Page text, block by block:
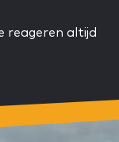
reageren altijd